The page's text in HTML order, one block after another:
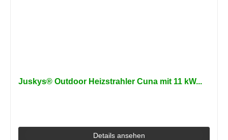
Juskys® Outdoor Heizstrahler Cuna mit 11 kW...
Details ansehen